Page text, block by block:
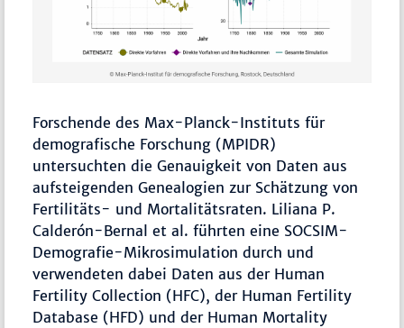
Forschende des Max-Planck-Instituts für
demografische Forschung (MPIDR)
untersuchten die Genauigkeit von Daten aus
aufsteigenden Genealogien zur Schätzung von
Fertilitäts- und Mortalitätsraten. Liliana P.
Calderón-Bernal et al. führten eine SOCSIM-
Demografie-Mikrosimulation durch und
verwendeten dabei Daten aus der Human
Fertility Collection (HFC), der Human Fertility
Database (HFD) und der Human Mortality